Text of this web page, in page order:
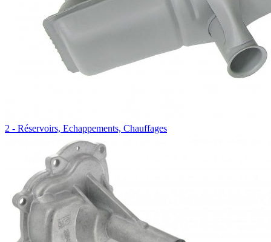
2 - Réservoirs, Echappements, Chauffages